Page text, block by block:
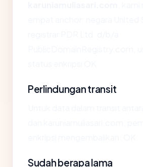
Perlindungan transit
Sudah berapa lama